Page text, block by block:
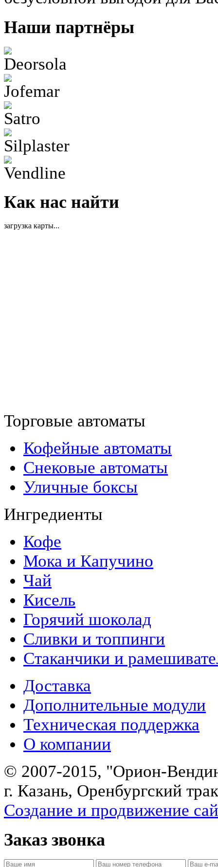
Наши партнёры
Как нас найти
загрузка карты...
Торговые автоматы
Кофейные автоматы
Снековые автоматы
Уличные боксы
Ингредиенты
Кофе
Мока и Капучино
Чай
Кисель
Горячий шоколад
Сливки и топпинги
Стаканчики и
Доставка
Дополнительные модули
Техническая поддержка
О компании
© 2007-2015, "Орион-
г. Казань, Оренбургский
Создание и продвижение
Заказ звонка